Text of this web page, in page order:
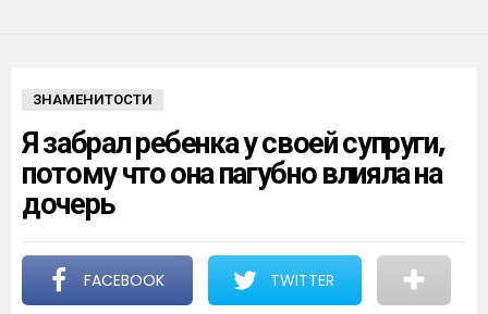
ЗНАМЕНИТОСТИ
Я забрал ребенка у своей супруги,
потому что она пагубно влияла на
дочерь
FACEBOOK TWITTER